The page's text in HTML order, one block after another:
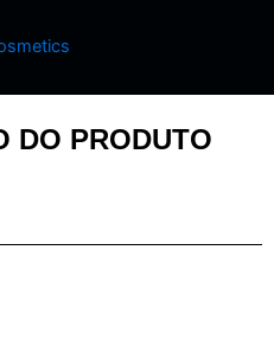
DO PRODUTO